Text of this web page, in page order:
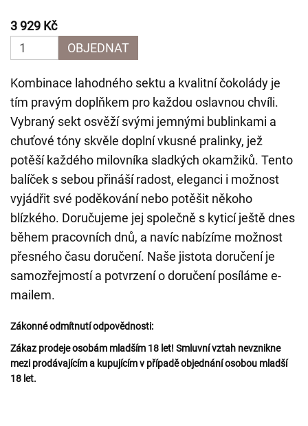
3 929 Kč
OBJEDNAT
Kombinace lahodného sektu a kvalitní čokolády je
tím pravým doplňkem pro každou oslavnou chvíli.
Vybraný sekt osvěží svými jemnými bublinkami a
chuťové tóny skvěle doplní vkusné pralinky, jež
potěší každého milovníka sladkých okamžiků. Tento
balíček s sebou přináší radost, eleganci i možnost
vyjádřit své poděkování nebo potěšit někoho
blízkého. Doručujeme jej společně s kyticí ještě dnes
během pracovních dnů, a navíc nabízíme možnost
přesného času doručení. Naše jistota doručení je
samozřejmostí a potvrzení o doručení posíláme e-
mailem.
Zákonné odmítnutí odpovědnosti:
Zákaz prodeje osobám mladším 18 let! Smluvní vztah nevznikne
mezi prodávajícím a kupujícím v případě objednání osobou mladší
18 let.